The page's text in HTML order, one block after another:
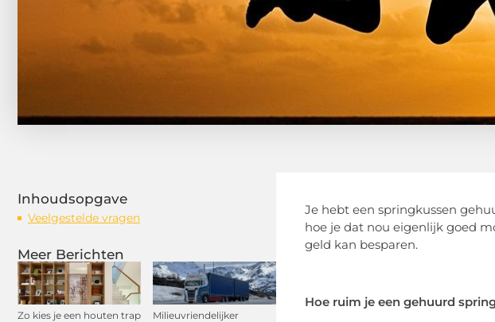
Inhoudsopgave
Veelgestelde vragen
Meer Berichten
Zo kies je een houten trap
Milieuvriendelijker
Je hebt een springkussen
hoe je dat nou eigenlijk goed
geld kan besparen.
Hoe ruim je een gehuurd